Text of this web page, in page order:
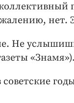
нет.
Не
«Знамя»).